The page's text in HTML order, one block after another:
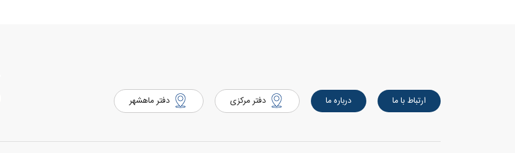
ارتباط با ما درباره ما دفتر مرکزی دفتر ماهشهر